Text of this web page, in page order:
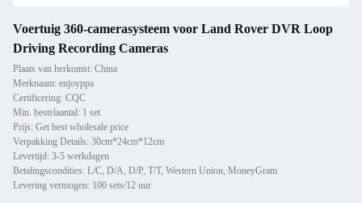
Voertuig 360-camerasysteem voor Land Rover DVR Loop
Driving Recording Cameras
Plaats van herkomst: China
Merknaam: enjoyppa
Certificering: CQC
Min. bestelaantal: 1 set
Prijs: Get best wholesale price
Verpakking Details: 30cm*24cm*12cm
Levertijd: 3-5 werkdagen
Betalingscondities: L/C, D/A, D/P, T/T, Western Union, MoneyGram
Levering vermogen: 100 sets/12 uur